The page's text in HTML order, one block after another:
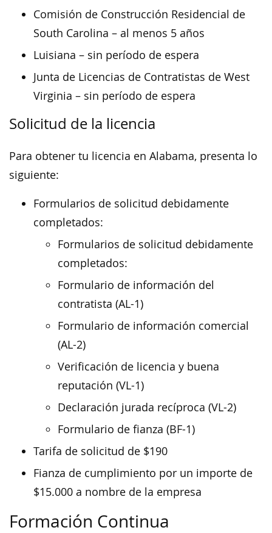
Comisión de Construcción Residencial de
South Carolina – al menos 5 años
Luisiana – sin período de espera
Junta de Licencias de Contratistas de West
Virginia – sin período de espera
Solicitud de la licencia
Para obtener tu licencia en Alabama, presenta lo
siguiente:
Formularios de solicitud debidamente
completados:
Formularios de solicitud debidamente
completados:
Formulario de información del
contratista (AL-1)
Formulario de información comercial
(AL-2)
Verificación de licencia y buena
reputación (VL-1)
Declaración jurada recíproca (VL-2)
Formulario de fianza (BF-1)
Tarifa de solicitud de $190
Fianza de cumplimiento por un importe de
$15.000 a nombre de la empresa
Formación Continua